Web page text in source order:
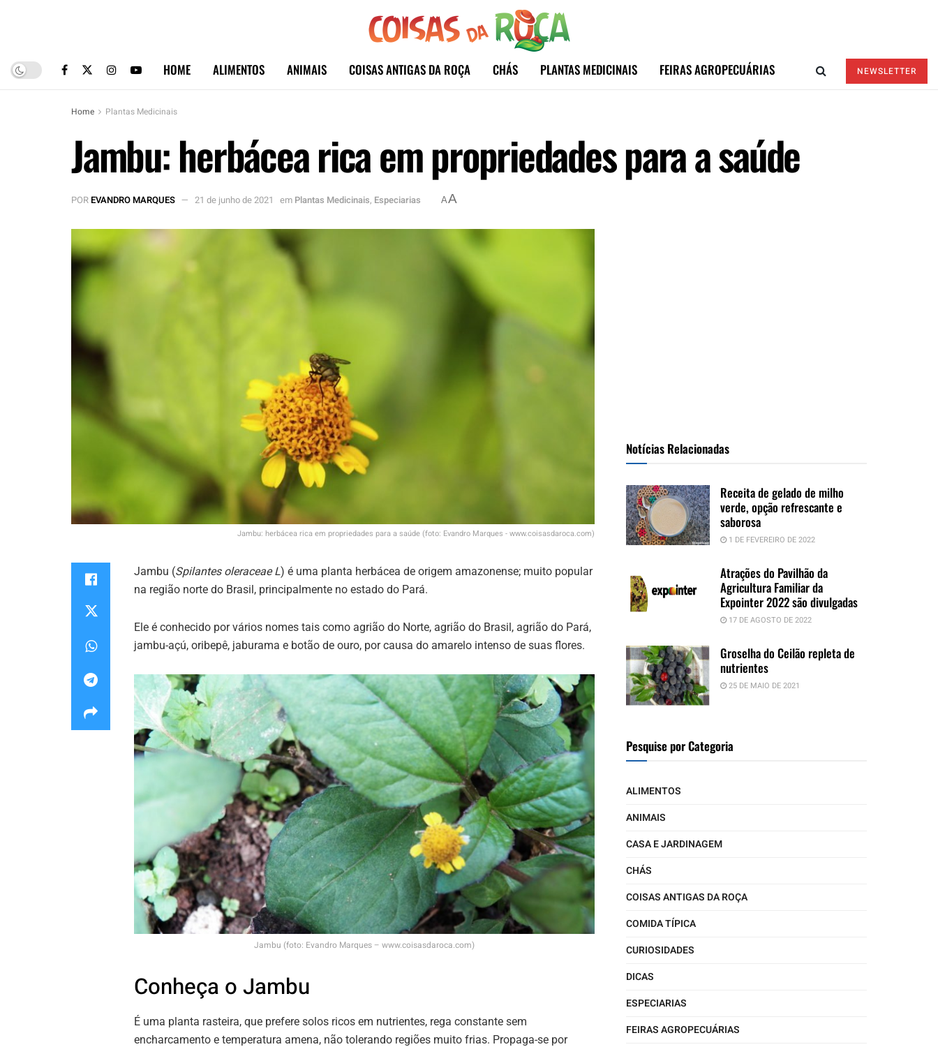
HOME ALIMENTOS ANIMAIS COISAS ANTIGAS DA ROÇA CHÁS PLANTAS MEDICINAIS FEIRAS AGROPECUÁRIAS NEWSLETTER
Home Plantas Medicinais
Jambu: herbácea rica em propriedades para a saúde
POREVANDRO MARQUES 21 de junho de 2021 em Plantas Medicinais, Especiarias AA
Jambu: herbácea rica em propriedades para a saúde (foto: Evandro Marques - www.coisasdaroca.com)
Jambu (Spilantes oleraceae L) é uma planta herbácea de origem amazonense; muito popular
na região norte do Brasil, principalmente no estado do Pará.
Ele é conhecido por vários nomes tais como agrião do Norte, agrião do Brasil, agrião do Pará,
jambu-açú, oribepê, jaburama e botão de ouro, por causa do amarelo intenso de suas flores.
Jambu (foto: Evandro Marques – www.coisasdaroca.com)
Conheça o Jambu
É uma planta rasteira, que prefere solos ricos em nutrientes, rega constante sem
encharcamento e temperatura amena, não tolerando regiões muito frias. Propaga-se por
Notícias Relacionadas
Receita de gelado de milho
verde, opção refrescante e
saborosa
1 DE FEVEREIRO DE 2022
Atrações do Pavilhão da
Agricultura Familiar da
Expointer 2022 são divulgadas
17 DE AGOSTO DE 2022
Groselha do Ceilão repleta de
nutrientes
25 DE MAIO DE 2021
Pesquise por Categoria
ALIMENTOS
ANIMAIS
CASA E JARDINAGEM
CHÁS
COISAS ANTIGAS DA ROÇA
COMIDA TÍPICA
CURIOSIDADES
DICAS
ESPECIARIAS
FEIRAS AGROPECUÁRIAS